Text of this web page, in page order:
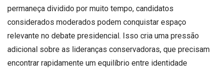
permaneça dividido por muito tempo, candidatos
considerados moderados podem conquistar espaço
relevante no debate presidencial. Isso cria uma pressão
adicional sobre as lideranças conservadoras, que precisam
encontrar rapidamente um equilíbrio entre identidade